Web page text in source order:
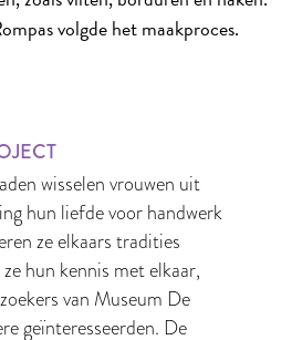
volgde het maakproces.
wisselen vrouwen uit
hun liefde voor handwerk
ze elkaars tradities
hun kennis met elkaar,
van Museum De
geïnteresseerden. De